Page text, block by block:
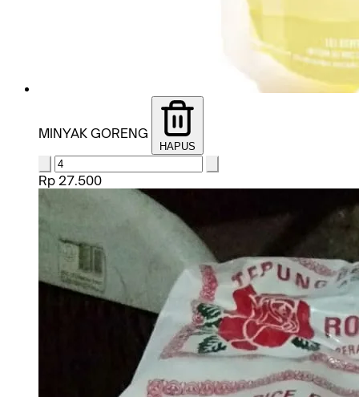
MINYAK GORENG
HAPUS
Rp 27.500